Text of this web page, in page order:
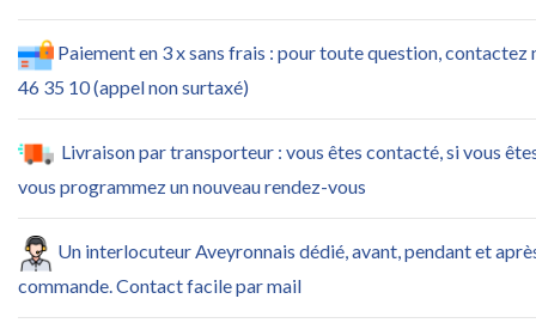
Paiement en 3 x sans frais : pour toute question, contactez
46 35 10 (appel non surtaxé)
Livraison par transporteur : vous êtes contacté, si vous
vous programmez un nouveau rendez-vous
Un interlocuteur Aveyronnais dédié, avant, pendant et
commande. Contact facile par mail